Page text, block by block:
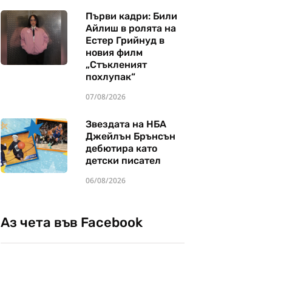
Първи кадри: Били
Айлиш в ролята на
Естер Грийнуд в
новия филм
„Стъкленият
похлупак“
07/08/2026
Звездата на НБА
Джейлън Брънсън
дебютира като
детски писател
06/08/2026
Аз чета във Facebook